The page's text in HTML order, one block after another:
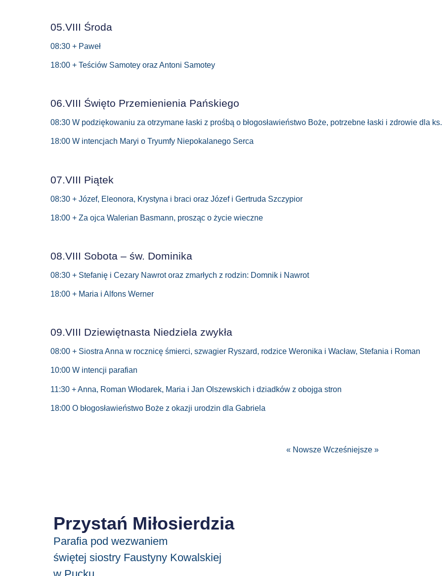
05.VIII Środa
08:30 + Paweł
18:00 + Teściów Samotey oraz Antoni Samotey
06.VIII Święto Przemienienia Pańskiego
08:30 W podziękowaniu za otrzymane łaski z prośbą o błogosławieństwo Boże, potrzebne łaski i zdrowie dla
18:00 W intencjach Maryi o Tryumfy Niepokalanego Serca
07.VIII Piątek
08:30 + Józef, Eleonora, Krystyna i braci oraz Józef i Gertruda Szczypior
18:00 + Za ojca Walerian Basmann, prosząc o życie wieczne
08.VIII Sobota – św. Dominika
08:30 + Stefanię i Cezary Nawrot oraz zmarłych z rodzin: Domnik i Nawrot
18:00 + Maria i Alfons Werner
09.VIII Dziewiętnasta Niedziela zwykła
08:00 + Siostra Anna w rocznicę śmierci, szwagier Ryszard, rodzice Weronika i Wacław, Stefania i Roman
10:00 W intencji parafian
11:30 + Anna, Roman Włodarek, Maria i Jan Olszewskich i dziadków z obojga stron
18:00 O błogosławieństwo Boże z okazji urodzin dla Gabriela
« Nowsze Wcześniejsze »
Przystań Miłosierdzia
Parafia pod wezwaniem
świętej siostry Faustyny Kowalskiej